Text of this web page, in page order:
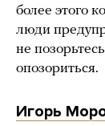
более этого
люди
не
опозориться.
Игорь